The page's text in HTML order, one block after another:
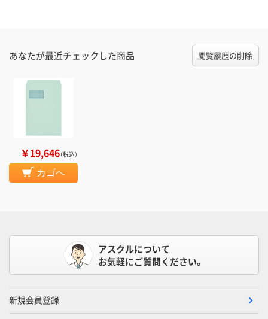
あなたが最近チェックした商品 閲覧履歴の削除
￥19,646（税込）
カゴへ
アスクルについて
お気軽にご質問ください。
新規会員登録